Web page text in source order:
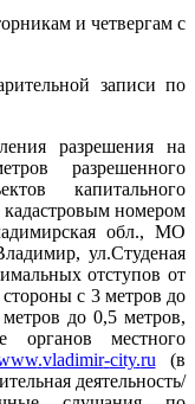
и четвергам с
записи по
разрешения на
разрешенного
капитального
кадастровым номером
обл., МО
ул.Студеная
отступов от
стороны с 3 метров до
до 0,5 метров,
органов местного
.vladimir-city.ru (в
деятельность/